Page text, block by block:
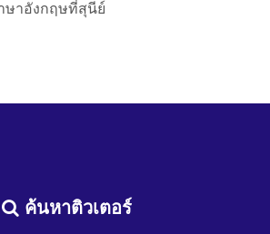
ษาอังกฤษที่สุนีย์
ค้นหาติวเตอร์